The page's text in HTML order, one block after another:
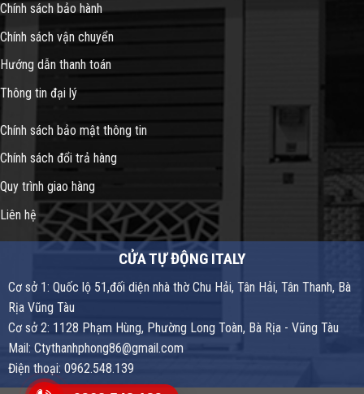
Chính sách bảo hành
Chính sách vận chuyển
Hướng dẫn thanh toán
Thông tin đại lý
Chính sách bảo mật thông tin
Chính sách đổi trả hàng
Quy trình giao hàng
Liên hệ
CỬA TỰ ĐỘNG ITALY
Cơ sở 1: Quốc lộ 51,đối diện nhà thờ Chu Hải, Tân Hải, Tân Thanh, Bà
Rịa Vũng Tàu
Cơ sở 2: 1128 Phạm Hùng, Phường Long Toàn, Bà Rịa - Vũng Tàu
Mail: Ctythanhphong86@gmail.com
Điện thoại: 0962.548.139